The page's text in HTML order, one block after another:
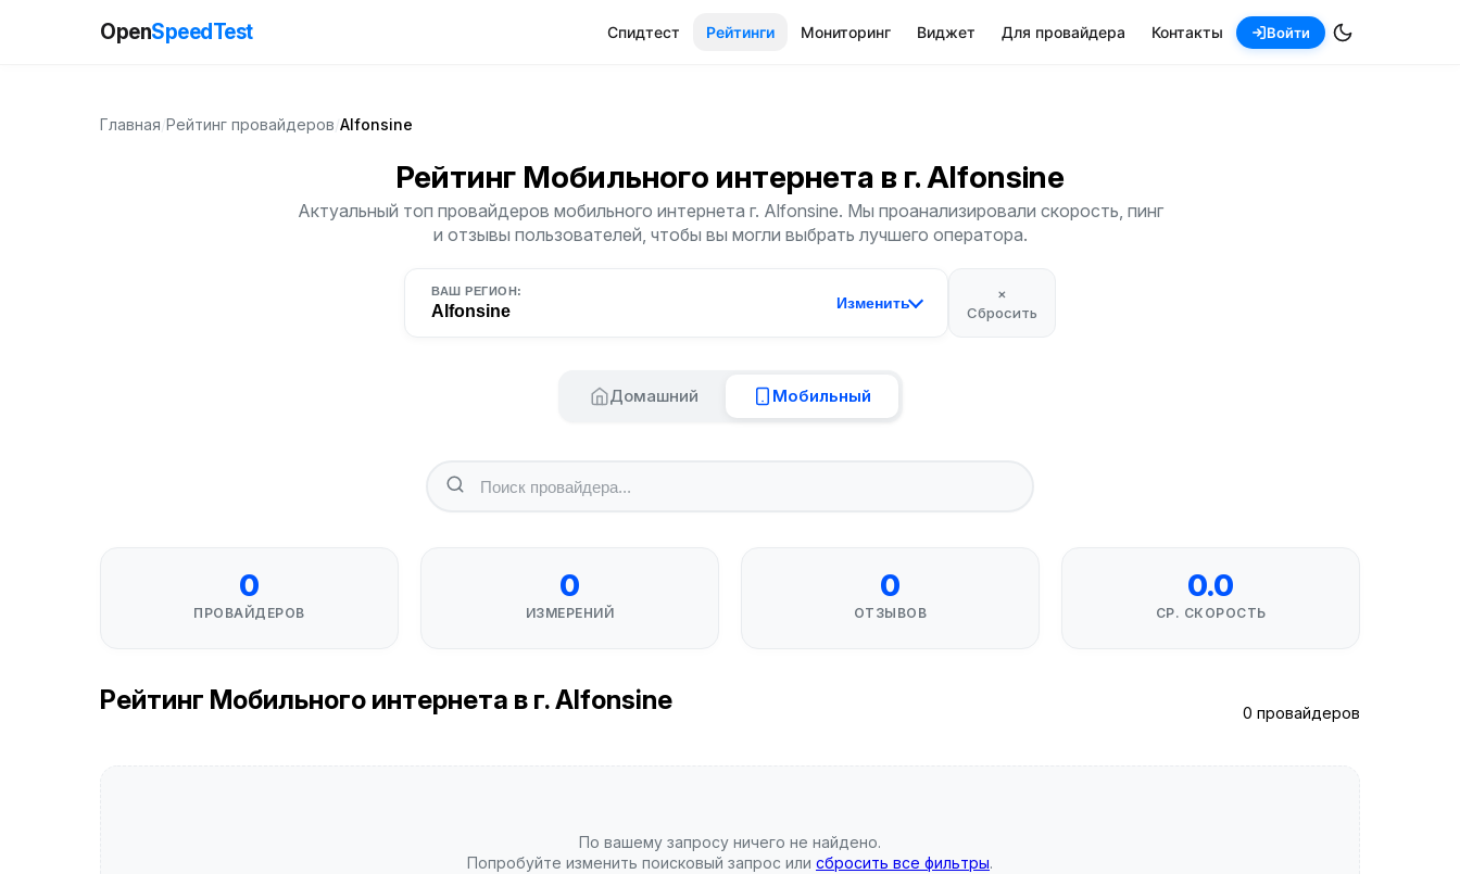
OpenSpeedTest Спидтест Рейтинги Мониторинг Виджет Для провайдера Контакты Войти
Главная Рейтинг провайдеров Alfonsine
Рейтинг Мобильного интернета в г. Alfonsine
Актуальный топ провайдеров мобильного интернета г. Alfonsine. Мы проанализировали скорость, пинг
и отзывы пользователей, чтобы вы могли выбрать лучшего оператора.
ВАШ РЕГИОН:
Alfonsine Изменить
×
Сбросить
Домашний Мобильный
0
ПРОВАЙДЕРОВ
0
ИЗМЕРЕНИЙ
0
ОТЗЫВОВ
0.0
СР. СКОРОСТЬ
Рейтинг Мобильного интернета в г. Alfonsine 0 провайдеров
По вашему запросу ничего не найдено.
Попробуйте изменить поисковый запрос или сбросить все фильтры.